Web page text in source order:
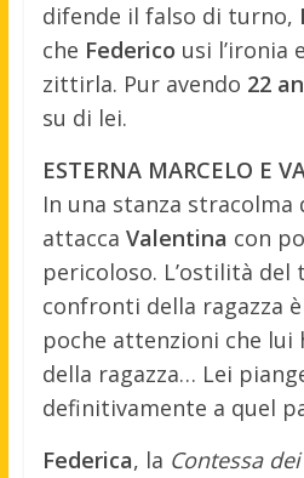
difende il falso di turno,
che Federico usi l’ironia
zittirla. Pur avendo 22
su di lei.
ESTERNA MARCELO E
In una stanza stracolma
attacca Valentina con
pericoloso. L’ostilità del
confronti della ragazza
poche attenzioni che lui
della ragazza… Lei
definitivamente a quel
Federica, la Contessa